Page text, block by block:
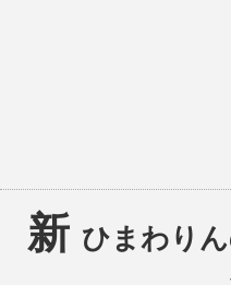
新 ひまわり